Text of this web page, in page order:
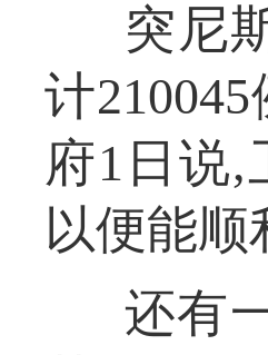
突尼
计
府1日说,
以便能顺
还有